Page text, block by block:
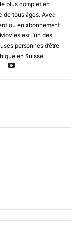
plus complet en
de tous âges. Avec
ou en abonnement
est l’un des
personnes d’être
en Suisse.